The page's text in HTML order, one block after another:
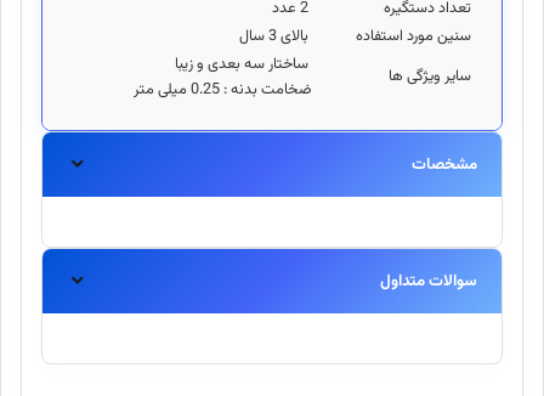
تعداد دستگیره
سنین مورد استفاده
بالای 3 سال
سایر ویژگی ها
ساختار سه بعدی و زیبا
ضخامت بدنه : 0.25 میلی متر
مشخصات
سوالات متداول
آیا این محصول اورجینال است؟